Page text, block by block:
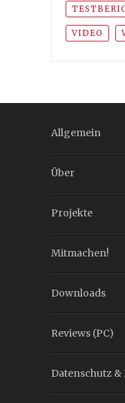
VIDEO
Allgemein
Über
Projekte
Mitmachen!
Downloads
Reviews (PC)
Datenschutz